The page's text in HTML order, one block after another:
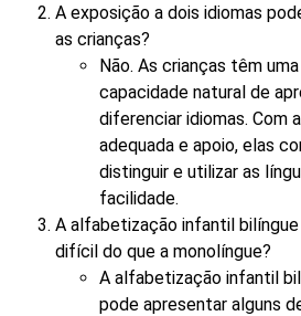
A exposição a dois idiomas
as crianças?
Não. As crianças têm uma
capacidade natural de
diferenciar idiomas. Com
adequada e apoio, elas
distinguir e utilizar as
facilidade.
A alfabetização infantil bilíngue
difícil do que a monolíngue?
A alfabetização infantil
pode apresentar alguns